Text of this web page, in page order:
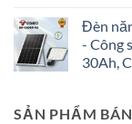
Đèn
- Công
30Ah,
SẢN PHẨM